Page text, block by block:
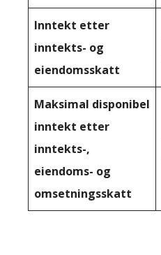
Inntekt etter
inntekts- og
eiendomsskatt
Maksimal disponibel
inntekt etter
inntekts-,
eiendoms- og
omsetningsskatt